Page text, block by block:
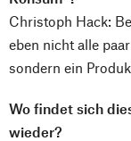
Christoph Hack:
eben nicht alle
sondern ein
Wo findet sich
wieder?